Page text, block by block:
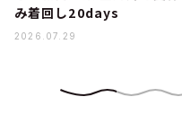
み着回し20days
2026.07.29